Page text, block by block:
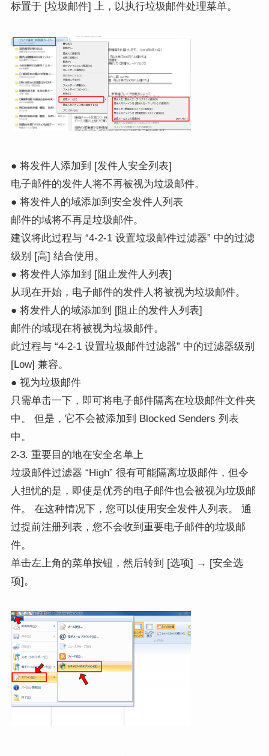
标置于 [垃圾邮件] 上，以执行垃圾邮件处理菜单。
● 将发件人添加到 [发件人安全列表]
电子邮件的发件人将不再被视为垃圾邮件。
● 将发件人的域添加到安全发件人列表
邮件的域将不再是垃圾邮件。
建议将此过程与 “4-2-1 设置垃圾邮件过滤器” 中的过滤
级别 [高] 结合使用。
● 将发件人添加到 [阻止发件人列表]
从现在开始，电子邮件的发件人将被视为垃圾邮件。
● 将发件人的域添加到 [阻止的发件人列表]
邮件的域现在将被视为垃圾邮件。
此过程与 “4-2-1 设置垃圾邮件过滤器” 中的过滤器级别
[Low] 兼容。
● 视为垃圾邮件
只需单击一下，即可将电子邮件隔离在垃圾邮件文件夹
中。 但是，它不会被添加到 Blocked Senders 列表
中。
2-3. 重要目的地在安全名单上
垃圾邮件过滤器 “High” 很有可能隔离垃圾邮件，但令
人担忧的是，即使是优秀的电子邮件也会被视为垃圾邮
件。 在这种情况下，您可以使用安全发件人列表。 通
过提前注册列表，您不会收到重要电子邮件的垃圾邮
件。
单击左上角的菜单按钮，然后转到 [选项] → [安全选
项]。